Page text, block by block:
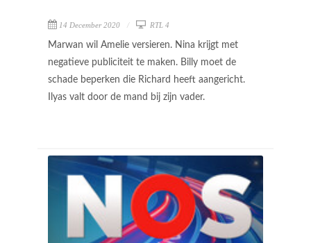
14 December 2020 RTL 4
Marwan wil Amelie versieren. Nina krijgt met
negatieve publiciteit te maken. Billy moet de
schade beperken die Richard heeft aangericht.
Ilyas valt door de mand bij zijn vader.